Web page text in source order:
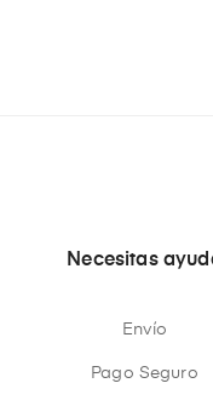
Necesitas
Envío
Pago Seguro